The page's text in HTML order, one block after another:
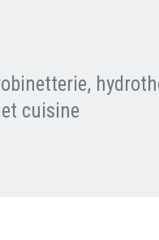
Clients
cuisine